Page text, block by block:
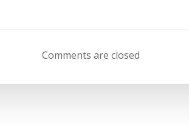
Comments are closed